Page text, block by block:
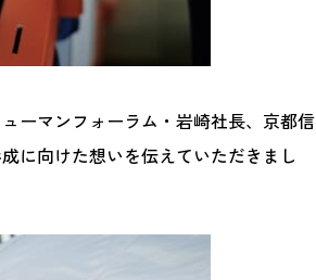
ーマンフォーラム・岩崎社長、京都信
に向けた想いを伝えていただきまし